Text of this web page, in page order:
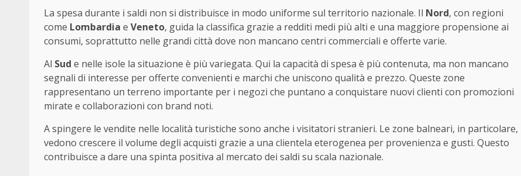
La spesa durante i saldi non si distribuisce in modo uniforme sul territorio nazionale. Il Nord, con regioni
come Lombardia e Veneto, guida la classifica grazie a redditi medi più alti e una maggiore propensione ai
consumi, soprattutto nelle grandi città dove non mancano centri commerciali e offerte varie.
Al Sud e nelle isole la situazione è più variegata. Qui la capacità di spesa è più contenuta, ma non mancano
segnali di interesse per offerte convenienti e marchi che uniscono qualità e prezzo. Queste zone
rappresentano un terreno importante per i negozi che puntano a conquistare nuovi clienti con promozioni
mirate e collaborazioni con brand noti.
A spingere le vendite nelle località turistiche sono anche i visitatori stranieri. Le zone balneari, in particolare,
vedono crescere il volume degli acquisti grazie a una clientela eterogenea per provenienza e gusti. Questo
contribuisce a dare una spinta positiva al mercato dei saldi su scala nazionale.